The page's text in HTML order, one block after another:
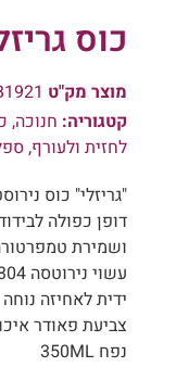
כוס
מוצר מק"ט
קטגוריה: חנוכה,
לחזית ולעורף,
"גריזלי" כוס
דופן כפולה
ושמירת
עשוי נירוטסה 304 חיצוני ו-304 פנימי
ידית לאחיזה נוחה
צביעת פאודר
נפח 350ML